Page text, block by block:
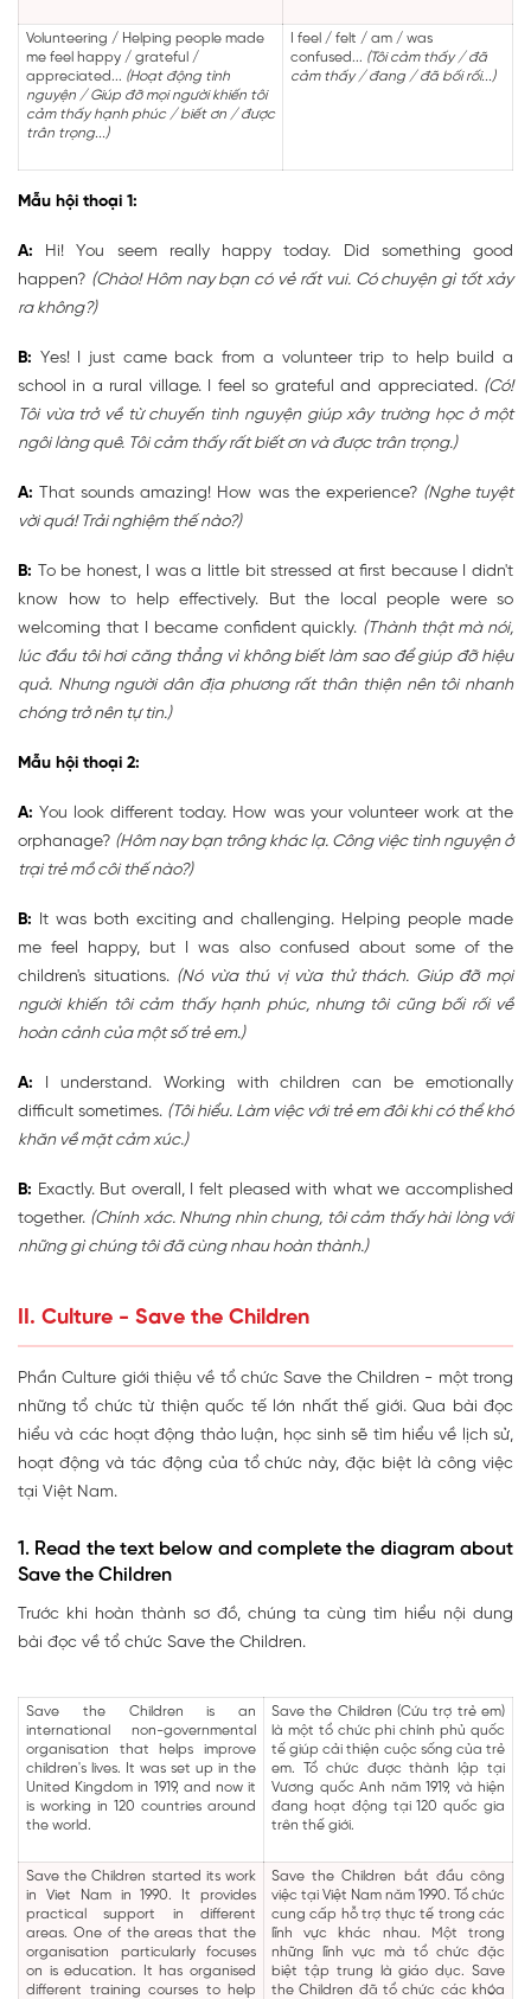
Volunteering / Helping people made
me feel happy / grateful /
appreciated... (Hoạt động tình
nguyện / Giúp đỡ mọi người khiến tôi
cảm thấy hạnh phúc / biết ơn / được
trân trọng...)
I feel / felt / am / was
confused... (Tôi cảm thấy / đã
cảm thấy / đang / đã bối rối...)
Mẫu hội thoại 1:
A: Hi! You seem really happy today. Did something good
happen? (Chào! Hôm nay bạn có vẻ rất vui. Có chuyện gì tốt xảy
ra không?)
B: Yes! I just came back from a volunteer trip to help build a
school in a rural village. I feel so grateful and appreciated. (Có!
Tôi vừa trở về từ chuyến tình nguyện giúp xây trường học ở một
ngôi làng quê. Tôi cảm thấy rất biết ơn và được trân trọng.)
A: That sounds amazing! How was the experience? (Nghe tuyệt
vời quá! Trải nghiệm thế nào?)
B: To be honest, I was a little bit stressed at first because I didn't
know how to help effectively. But the local people were so
welcoming that I became confident quickly. (Thành thật mà nói,
lúc đầu tôi hơi căng thẳng vì không biết làm sao để giúp đỡ hiệu
quả. Nhưng người dân địa phương rất thân thiện nên tôi nhanh
chóng trở nên tự tin.)
Mẫu hội thoại 2:
A: You look different today. How was your volunteer work at the
orphanage? (Hôm nay bạn trông khác lạ. Công việc tình nguyện ở
trại trẻ mồ côi thế nào?)
B: It was both exciting and challenging. Helping people made
me feel happy, but I was also confused about some of the
children's situations. (Nó vừa thú vị vừa thử thách. Giúp đỡ mọi
người khiến tôi cảm thấy hạnh phúc, nhưng tôi cũng bối rối về
hoàn cảnh của một số trẻ em.)
A: I understand. Working with children can be emotionally
difficult sometimes. (Tôi hiểu. Làm việc với trẻ em đôi khi có thể khó
khăn về mặt cảm xúc.)
B: Exactly. But overall, I felt pleased with what we accomplished
together. (Chính xác. Nhưng nhìn chung, tôi cảm thấy hài lòng với
những gì chúng tôi đã cùng nhau hoàn thành.)
II. Culture - Save the Children
Phần Culture giới thiệu về tổ chức Save the Children - một trong
những tổ chức từ thiện quốc tế lớn nhất thế giới. Qua bài đọc
hiểu và các hoạt động thảo luận, học sinh sẽ tìm hiểu về lịch sử,
hoạt động và tác động của tổ chức này, đặc biệt là công việc
tại Việt Nam.
1. Read the text below and complete the diagram about
Save the Children
Trước khi hoàn thành sơ đồ, chúng ta cùng tìm hiểu nội dung
bài đọc về tổ chức Save the Children.
Save the Children is an
international non-governmental
organisation that helps improve
children's lives. It was set up in the
United Kingdom in 1919, and now it
is working in 120 countries around
the world.
Save the Children (Cứu trợ trẻ em)
là một tổ chức phi chính phủ quốc
tế giúp cải thiện cuộc sống của trẻ
em. Tổ chức được thành lập tại
Vương quốc Anh năm 1919, và hiện
đang hoạt động tại 120 quốc gia
trên thế giới.
Save the Children started its work
in Viet Nam in 1990. It provides
practical support in different
areas. One of the areas that the
organisation particularly focuses
on is education. It has organised
different training courses to help
Save the Children bắt đầu công
việc tại Việt Nam năm 1990. Tổ chức
cung cấp hỗ trợ thực tế trong các
lĩnh vực khác nhau. Một trong
những lĩnh vực mà tổ chức đặc
biệt tập trung là giáo dục. Save
the Children đã tổ chức các khóa